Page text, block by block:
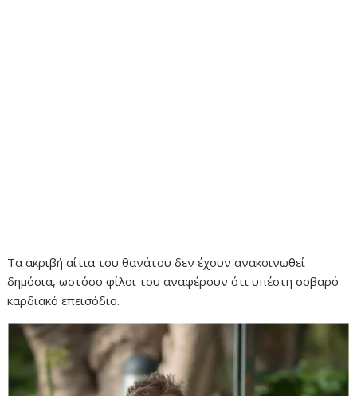
Τα ακριβή αίτια του θανάτου δεν έχουν ανακοινωθεί
δημόσια, ωστόσο φίλοι του αναφέρουν ότι υπέστη σοβαρό
καρδιακό επεισόδιο.